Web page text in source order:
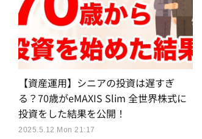
【資産運用】シニアの投資は遅すぎ
る？70歳がeMAXIS Slim 全世界株式に
投資をした結果を公開！
2025.5.12 Mon 21:17